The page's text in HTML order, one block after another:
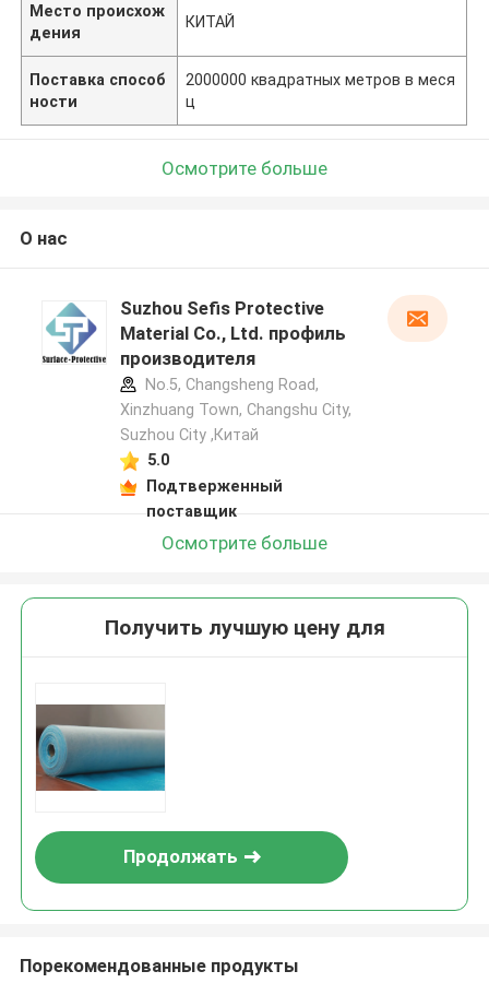
Место происхож
дения
КИТАЙ
Поставка способ
ности
2000000 квадратных метров в меся
ц
Осмотрите больше
О нас
Suzhou Sefis Protective
Material Co., Ltd. профиль
производителя
No.5, Changsheng Road,
Xinzhuang Town, Changshu City,
Suzhou City ,Китай
5.0
Подтверженный
поставщик
Осмотрите больше
Получить лучшую цену для
Продолжать
Порекомендованные продукты